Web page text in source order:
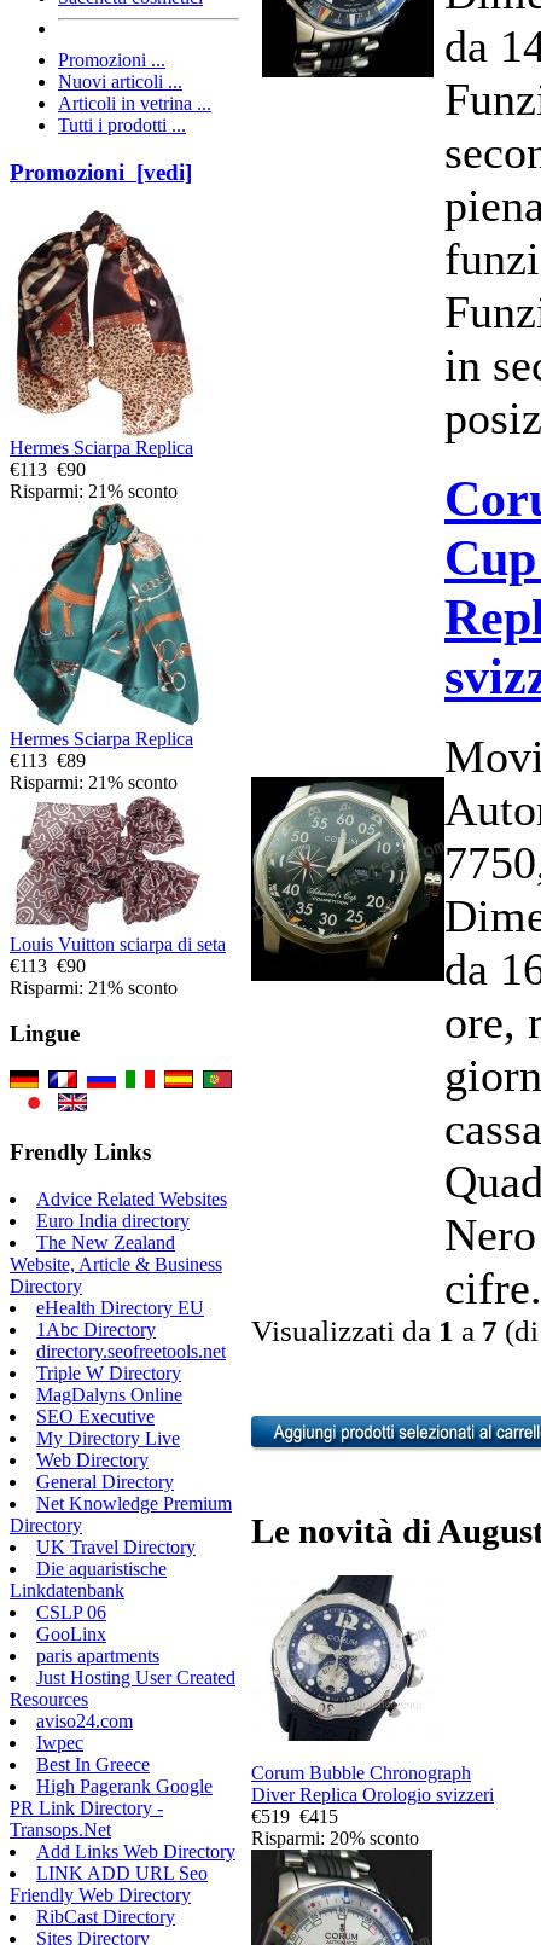
Promozioni ...
Nuovi articoli ...
Articoli in vetrina ...
Tutti i prodotti ...
Promozioni [vedi]
Hermes Sciarpa Replica
€113 €90
Risparmi: 21% sconto
Hermes Sciarpa Replica
€113 €89
Risparmi: 21% sconto
Louis Vuitton sciarpa di seta
€113 €90
Risparmi: 21% sconto
Lingue
Frendly Links
Advice Related Websites
Euro India directory
The New Zealand
Website, Article & Business
Directory
eHealth Directory EU
1Abc Directory
directory.seofreetools.net
Triple W Directory
MagDalyns Online
SEO Executive
My Directory Live
Web Directory
General Directory
Net Knowledge Premium
Directory
UK Travel Directory
Die aquaristische
Linkdatenbank
CSLP 06
GooLinx
paris apartments
Just Hosting User Created
Resources
aviso24.com
Iwpec
Best In Greece
High Pagerank Google
PR Link Directory -
Transops.Net
Add Links Web Directory
LINK ADD URL Seo
Friendly Web Directory
RibCast Directory
Sites Directory
da
in
da
ore,
Visualizzati da 1 a 7
Le novità di
Corum Bubble Chronograph
Diver Replica Orologio svizzeri
€519 €415
Risparmi: 20% sconto